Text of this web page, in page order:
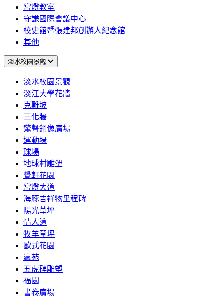
宮燈教室
守謙國際會議中心
校史館暨張建邦創辦人紀念館
其他
淡水校園景觀
淡水校園景觀
淡江大學花牆
克難坡
三化牆
驚聲銅像廣場
運動場
球場
地球村雕塑
覺軒花園
宮燈大道
海豚吉祥物里程碑
陽光草坪
情人道
牧羊草坪
歐式花園
瀛苑
五虎碑雕塑
福園
書卷廣場